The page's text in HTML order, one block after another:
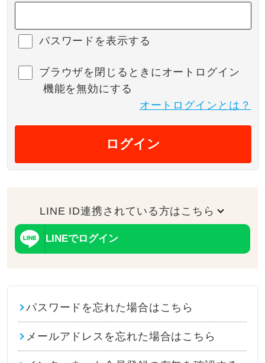
パスワードを表示する
ブラウザを閉じるときにオートログイン
機能を無効にする
オートログインとは？
ログイン
LINE ID連携されている方はこちら
LINEでログイン
パスワードを忘れた場合はこちら
メールアドレスを忘れた場合はこちら